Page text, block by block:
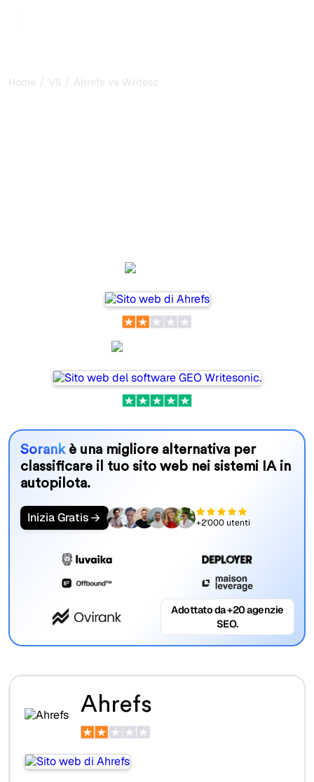
Home / VS / Ahrefs vs Writesonic
Sorank è una migliore alternativa per
classificare il tuo sito web nei sistemi IA in
autopilota.
Inizia Gratis +2'000 utenti
Adottato da +20 agenzie
SEO.
Ahrefs